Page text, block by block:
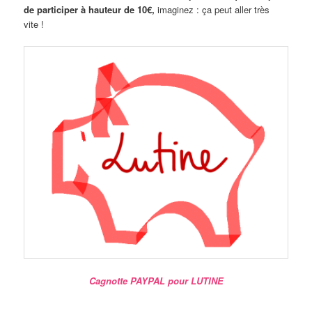
de participer à hauteur de 10€, imaginez : ça peut aller très
vite !
Cagnotte PAYPAL pour LUTINE